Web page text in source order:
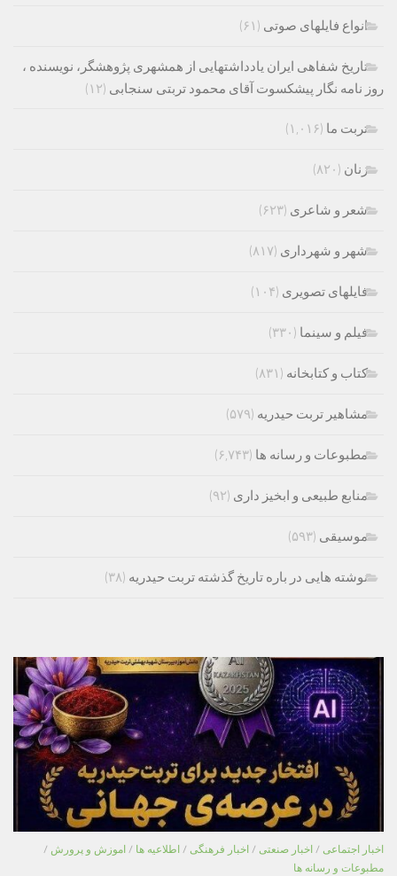
انواع فایلهای صوتی (۶۱)
تاریخ شفاهی ایران یادداشتهایی از همشهری پژوهشگر، نویسنده ،
روز نامه نگار پیشکسوت آقای محمود تربتی سنجابی (۱۲)
تربت ما (۱,۰۱۶)
زنان (۸۲۰)
شعر و شاعری (۶۲۳)
شهر و شهرداری (۸۱۷)
فایلهای تصویری (۱۰۴)
فیلم و سینما (۳۳۰)
کتاب و کتابخانه (۸۳۱)
مشاهیر تربت حیدریه (۵۷۹)
مطبوعات و رسانه ها (۶,۷۴۳)
منابع طبیعی و ابخیز داری (۹۲)
موسیقی (۵۹۳)
نوشته هایی در باره تاریخ گذشته تربت حیدریه (۳۸)
اخبار اجتماعی / اخبار صنعتی / اخبار فرهنگی / اطلاعیه ها / اموزش و پرورش /
مطبوعات و رسانه ها